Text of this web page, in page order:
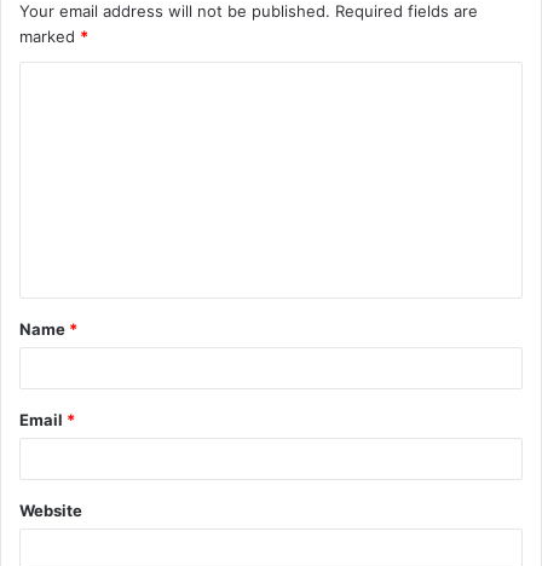
Your email address will not be published. Required fields are
marked *
Name *
Email *
Website